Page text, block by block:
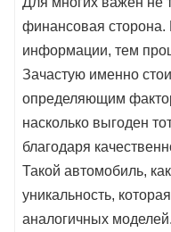
финансовая сторона.
информации, тем
Зачастую именно
определяющим
насколько выгоден
благодаря
Такой автомобиль,
уникальность,
аналогичных